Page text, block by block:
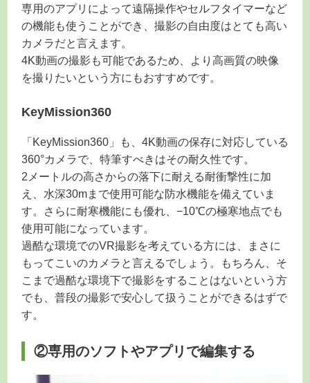
専用のアプリによって遠隔操作やセルフタイマーなど
の機能も使うことができ、撮影の自由度はとても高い
カメラだと言えます。
4K動画の撮影も可能であるため、より高画質の映像
を撮りたいという方にもおすすめです。
KeyMission360
「KeyMission360」も、4K動画の保存に対応している
360°カメラで、特筆すべきはその耐久性です。
2メートルの高さからの落下に耐える耐衝撃性に加
え、水深30mまで使用可能な防水機能を備えていま
す。さらに耐寒機能にも優れ、−10℃の極寒地点でも
使用可能になっています。
過酷な環境でのVR撮影を考えている方には、まさに
もってこいのカメラと言えるでしょう。もちろん、そ
こまで過酷な環境下で撮影をすることはないという方
でも、普段の撮影で安心して扱うことができるはずで
す。
②専用のソフトやアプリで編集する